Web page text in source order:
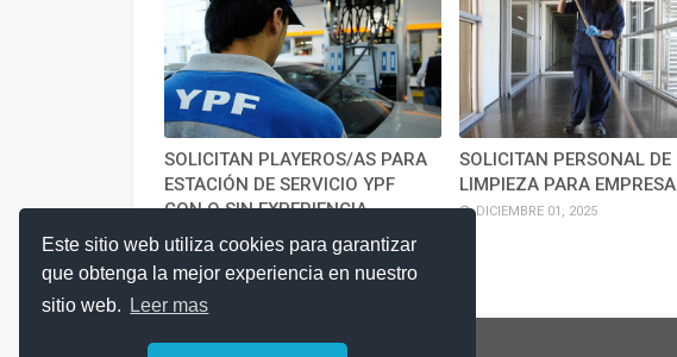
Este sitio web utiliza cookies para garantizar
que obtenga la mejor experiencia en nuestro
sitio web.
Leer mas
SOLICITAN PLAYEROS/AS PARA
ESTACIÓN DE SERVICIO YPF
CON O SIN EXPERIENCIA
DICIEMBRE 13, 2025
SOLICITAN PERSONAL DE
LIMPIEZA PARA EMPRESA
DICIEMBRE 01, 2025